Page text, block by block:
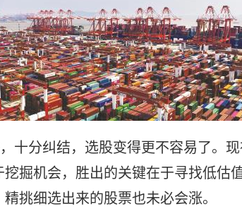
十分纠结，选股变得更不容易了。
掘机会，胜出的关键在于寻找低估
挑细选出来的股票也未必会涨。